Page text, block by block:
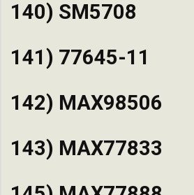
140) SM5708
141) 77645-11
142) MAX98506
143) MAX77833